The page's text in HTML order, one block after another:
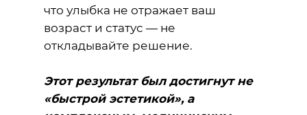
что улыбка не отражает ваш
возраст и статус — не
откладывайте решение.
Этот результат был достигнут не
«быстрой эстетикой», а